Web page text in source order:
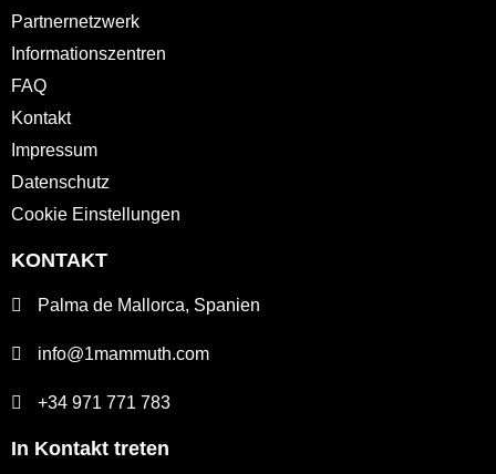
Partnernetzwerk
Informationszentren
FAQ
Kontakt
Impressum
Datenschutz
Cookie Einstellungen
KONTAKT
Palma de Mallorca, Spanien
info@1mammuth.com
+34 971 771 783
In Kontakt treten